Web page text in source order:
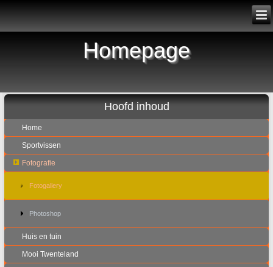
Homepage
Hoofd inhoud
Home
Sportvissen
Fotografie
Fotogallery
Photoshop
Huis en tuin
Mooi Twenteland